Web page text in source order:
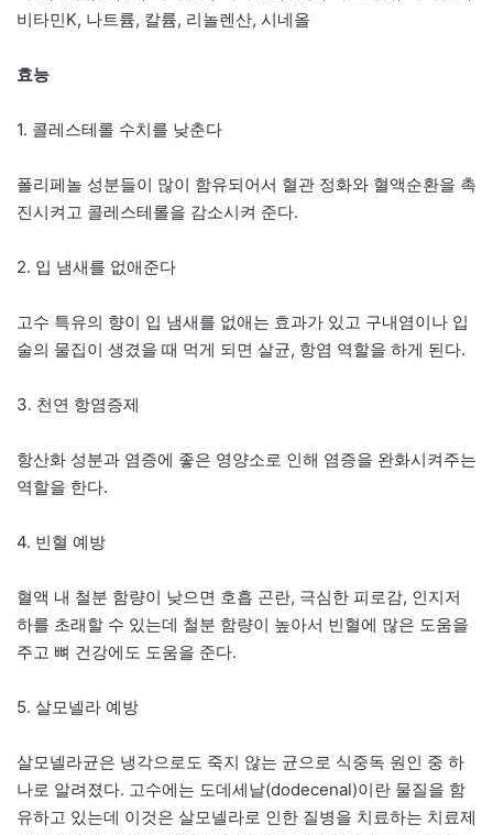
비타민K, 나트륨, 칼륨, 리놀렌산, 시네올
효능
1. 콜레스테롤 수치를 낮춘다
폴리페놀 성분들이 많이 함유되어서 혈관 정화와 혈액순환을 촉
진시켜고 콜레스테롤을 감소시켜 준다.
2. 입 냄새를 없애준다
고수 특유의 향이 입 냄새를 없애는 효과가 있고 구내염이나 입
술의 물집이 생겼을 때 먹게 되면 살균, 항염 역할을 하게 된다.
3. 천연 항염증제
항산화 성분과 염증에 좋은 영양소로 인해 염증을 완화시켜주는
역할을 한다.
4. 빈혈 예방
혈액 내 철분 함량이 낮으면 호흡 곤란, 극심한 피로감, 인지저
하를 초래할 수 있는데 철분 함량이 높아서 빈혈에 많은 도움을
주고 뼈 건강에도 도움을 준다.
5. 살모넬라 예방
살모넬라균은 냉각으로도 죽지 않는 균으로 식중독 원인 중 하
나로 알려졌다. 고수에는 도데세날(dodecenal)이란 물질을 함
유하고 있는데 이것은 살모넬라로 인한 질병을 치료하는 치료제